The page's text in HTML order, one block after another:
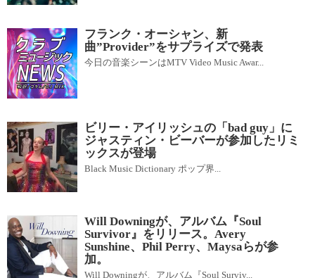
フランク・オーシャン、新
曲”Provider”をサプライズで発表
今日の音楽シーンはMTV Video Music Awar...
ビリー・アイリッシュの「bad guy」に
ジャスティン・ビーバーが参加したリミ
ックスが登場
Black Music Dictionary ポップ界...
Will Downingが、アルバム『Soul
Survivor』をリリース。Avery
Sunshine、Phil Perry、Maysaらが参
加。
Will Downingが、アルバム『Soul Surviv...